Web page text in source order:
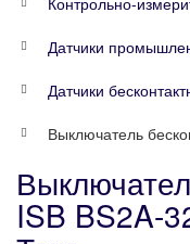
Датчики
Датчики
Выключатель
ISB BS2A-